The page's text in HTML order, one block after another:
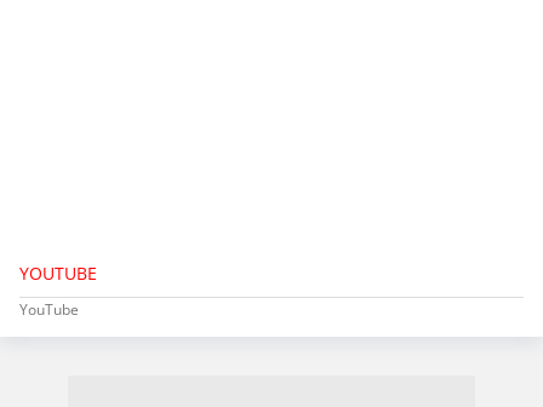
YOUTUBE
YouTube